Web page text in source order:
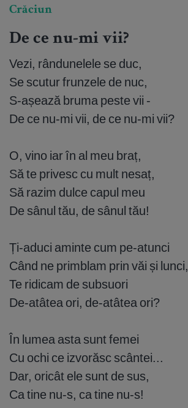
Crăciun
De ce nu-mi vii?
Vezi, rândunelele se duc,
Se scutur frunzele de nuc,
S-așează bruma peste vii -
De ce nu-mi vii, de ce nu-mi vii?
O, vino iar în al meu braț,
Să te privesc cu mult nesaț,
Să razim dulce capul meu
De sânul tău, de sânul tău!
Ți-aduci aminte cum pe-atunci
Când ne primblam prin văi și lunci,
Te ridicam de subsuori
De-atâtea ori, de-atâtea ori?
În lumea asta sunt femei
Cu ochi ce izvorăsc scântei...
Dar, oricât ele sunt de sus,
Ca tine nu-s, ca tine nu-s!